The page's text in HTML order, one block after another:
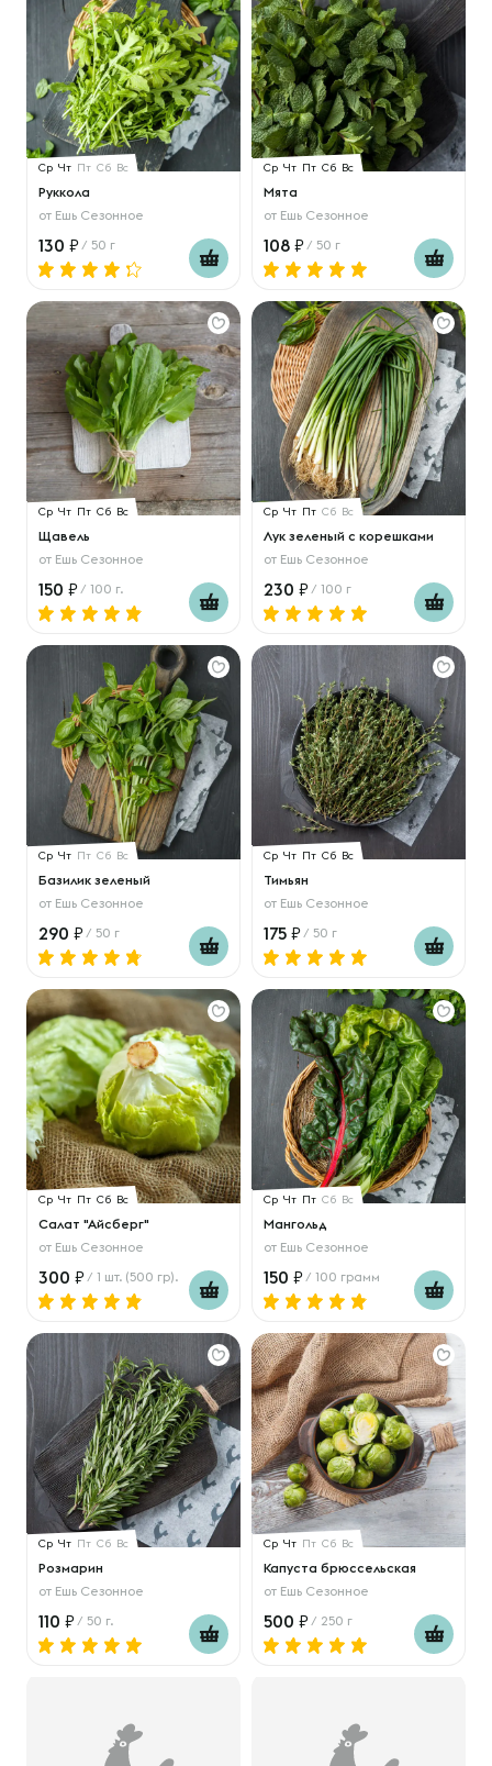
Ср Чт Пт Сб Вс
Руккола
от Ешь Сезонное
130 / 50 г
Ср Чт Пт Сб Вс
Мята
от Ешь Сезонное
108 / 50 г
Ср Чт Пт Сб Вс
Щавель
от Ешь Сезонное
150 / 100 г.
Ср Чт Пт Сб Вс
Лук зеленый с корешками
от Ешь Сезонное
230 / 100 г
Ср Чт Пт Сб Вс
Базилик зеленый
от Ешь Сезонное
290 / 50 г
Ср Чт Пт Сб Вс
Тимьян
от Ешь Сезонное
175 / 50 г
Ср Чт Пт Сб Вс
Салат "Айсберг"
от Ешь Сезонное
300 / 1 шт. (500 гр).
Ср Чт Пт Сб Вс
Мангольд
от Ешь Сезонное
150 / 100 грамм
Ср Чт Пт Сб Вс
Розмарин
от Ешь Сезонное
110 / 50 г.
Ср Чт Пт Сб Вс
Капуста брюссельская
от Ешь Сезонное
500 / 250 г